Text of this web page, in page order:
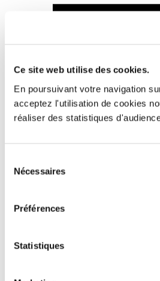
Ce site web utilise des cookies.
En poursuivant votre navigation
acceptez l'utilisation de cookies
réaliser des statistiques
Nécessaires
Préférences
Statistiques
Viande et climat
Valorisation de l’herbe
Autonomie des
Qualité air, eau, sols
Economie de